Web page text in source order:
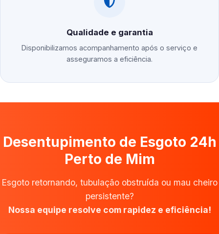
Qualidade e garantia
Disponibilizamos acompanhamento após o serviço e
asseguramos a eficiência.
Desentupimento de Esgoto 24h
Perto de Mim
Esgoto retornando, tubulação obstruída ou mau cheiro
persistente?
Nossa equipe resolve com rapidez e eficiência!